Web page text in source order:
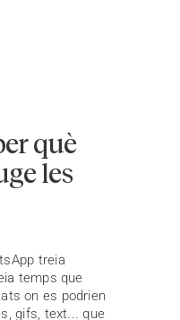
què
les
treia
temps que
on es podrien
gifs, text... que